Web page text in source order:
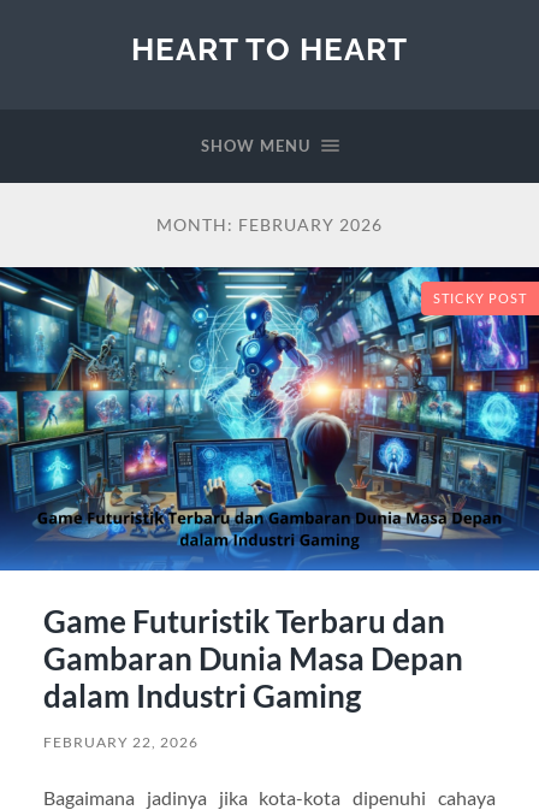
HEART TO HEART
SHOW MENU
MONTH: FEBRUARY 2026
STICKY POST
Game Futuristik Terbaru dan
Gambaran Dunia Masa Depan
dalam Industri Gaming
FEBRUARY 22, 2026
Bagaimana jadinya jika kota-kota dipenuhi cahaya